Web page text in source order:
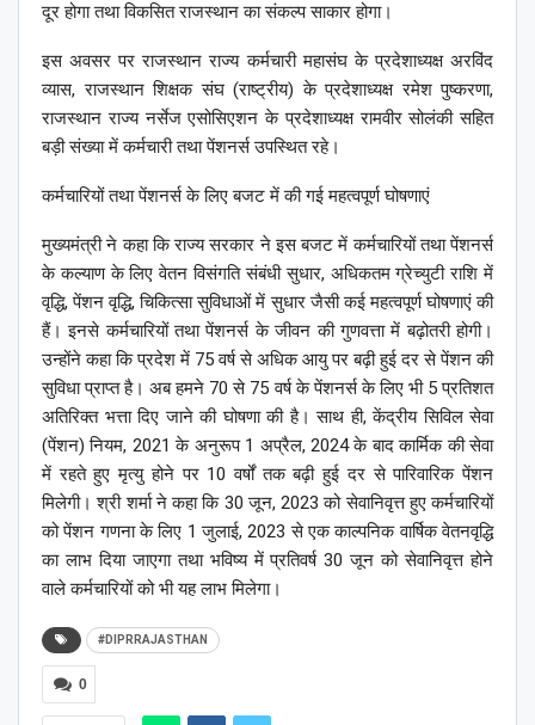
दूर होगा तथा विकसित राजस्थान का संकल्प साकार होगा।
इस अवसर पर राजस्थान राज्य कर्मचारी महासंघ के प्रदेशाध्यक्ष अरविंद
व्यास, राजस्थान शिक्षक संघ (राष्ट्रीय) के प्रदेशाध्यक्ष रमेश पुष्करणा,
राजस्थान राज्य नर्सेज एसोसिएशन के प्रदेशाध्यक्ष रामवीर सोलंकी सहित
बड़ी संख्या में कर्मचारी तथा पेंशनर्स उपस्थित रहे।
कर्मचारियों तथा पेंशनर्स के लिए बजट में की गई महत्वपूर्ण घोषणाएं
मुख्यमंत्री ने कहा कि राज्य सरकार ने इस बजट में कर्मचारियों तथा पेंशनर्स
के कल्याण के लिए वेतन विसंगति संबंधी सुधार, अधिकतम ग्रेच्युटी राशि में
वृद्धि, पेंशन वृद्धि, चिकित्सा सुविधाओं में सुधार जैसी कई महत्वपूर्ण घोषणाएं की
हैं। इनसे कर्मचारियों तथा पेंशनर्स के जीवन की गुणवत्ता में बढ़ोतरी होगी।
उन्होंने कहा कि प्रदेश में 75 वर्ष से अधिक आयु पर बढ़ी हुई दर से पेंशन की
सुविधा प्राप्त है। अब हमने 70 से 75 वर्ष के पेंशनर्स के लिए भी 5 प्रतिशत
अतिरिक्त भत्ता दिए जाने की घोषणा की है। साथ ही, केंद्रीय सिविल सेवा
(पेंशन) नियम, 2021 के अनुरूप 1 अप्रैल, 2024 के बाद कार्मिक की सेवा
में रहते हुए मृत्यु होने पर 10 वर्षों तक बढ़ी हुई दर से पारिवारिक पेंशन
मिलेगी। श्री शर्मा ने कहा कि 30 जून, 2023 को सेवानिवृत्त हुए कर्मचारियों
को पेंशन गणना के लिए 1 जुलाई, 2023 से एक काल्पनिक वार्षिक वेतनवृद्धि
का लाभ दिया जाएगा तथा भविष्य में प्रतिवर्ष 30 जून को सेवानिवृत्त होने
वाले कर्मचारियों को भी यह लाभ मिलेगा।
#DIPRRAJASTHAN
0